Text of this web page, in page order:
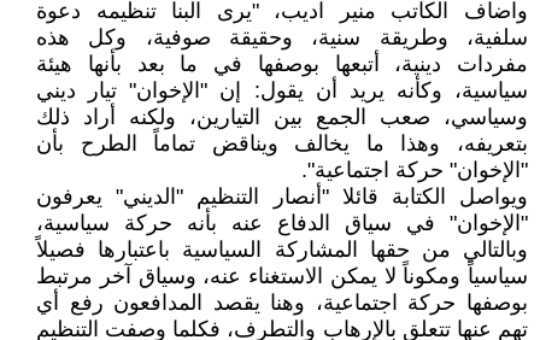
واضاف الكاتب منير اديب، "يرى البنا تنظيمه دعوة
سلفية، وطريقة سنية، وحقيقة صوفية، وكل هذه
مفردات دينية، أتبعها بوصفها في ما بعد بأنها هيئة
سياسية، وكأنه يريد أن يقول: إن "الإخوان" تيار ديني
وسياسي، صعب الجمع بين التيارين، ولكنه أراد ذلك
بتعريفه، وهذا ما يخالف ويناقض تماماً الطرح بأن
"الإخوان" حركة اجتماعية".
ويواصل الكتابة قائلا "أنصار التنظيم "الديني" يعرفون
"الإخوان" في سياق الدفاع عنه بأنه حركة سياسية،
وبالتالي من حقها المشاركة السياسية باعتبارها فصيلاً
سياسياً ومكوناً لا يمكن الاستغناء عنه، وسياق آخر مرتبط
بوصفها حركة اجتماعية، وهنا يقصد المدافعون رفع أي
تهم عنها تتعلق بالإرهاب والتطرف، فكلما وصفت التنظيم